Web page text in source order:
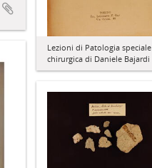
Lezioni di Patologia speciale
chirurgica di Daniele Bajardi